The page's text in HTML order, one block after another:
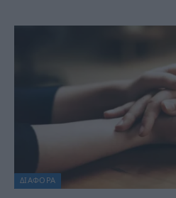
ΔΙΆΦΟΡΑ